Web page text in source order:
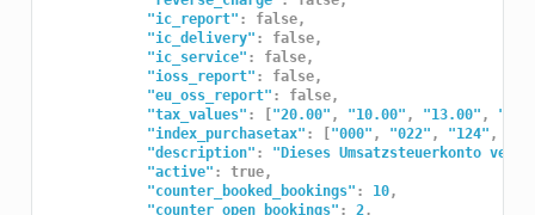
"ic_report" : false,
"ic_delivery" : false,
"ic_service" : false,
"ioss_report" : false,
"eu_oss_report" : false,
"tax_values" : ["20.00" , "10.00" , "13.00" ,
"index_purchasetax" : ["000" , "022" , "124" ,
"description" :
"Dieses Umsatzsteuerkonto
"active" : true,
"counter_booked_bookings" : 10,
"counter_open_bookings" : 2,